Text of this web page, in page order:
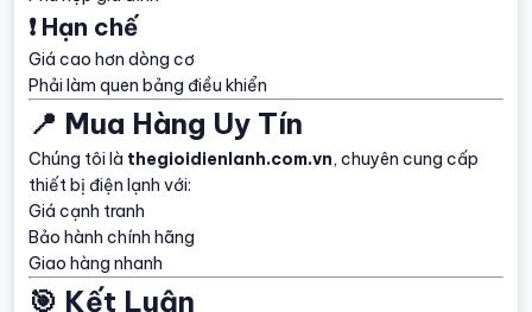
❗ Hạn chế
Giá cao hơn dòng cơ
Phải làm quen bảng điều khiển
📍 Mua Hàng Uy Tín
Chúng tôi là thegioidienlanh.com.vn, chuyên cung cấp
thiết bị điện lạnh với:
Giá cạnh tranh
Bảo hành chính hãng
Giao hàng nhanh
🎯 Kết Luận